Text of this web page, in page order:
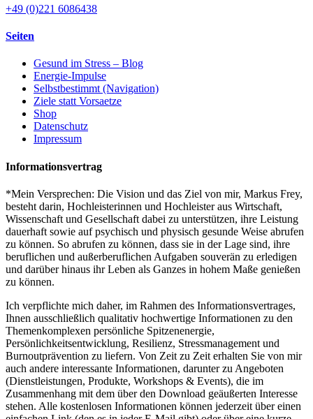
+49 (0)221 6086438
Seiten
Gesund im Stress – Blog
Energie-Impulse
Selbstbestimmt (Navigation)
Ziele statt Vorsaetze
Shop
Datenschutz
Impressum
Informationsvertrag
*Mein Versprechen: Die Vision und das Ziel von mir, Markus Frey,
besteht darin, Hochleisterinnen und Hochleister aus Wirtschaft,
Wissenschaft und Gesellschaft dabei zu unterstützen, ihre Leistung
dauerhaft sowie auf psychisch und physisch gesunde Weise abrufen
zu können. So abrufen zu können, dass sie in der Lage sind, ihre
beruflichen und außerberuflichen Aufgaben souverän zu erledigen
und darüber hinaus ihr Leben als Ganzes in hohem Maße genießen
zu können.
Ich verpflichte mich daher, im Rahmen des Informationsvertrages,
Ihnen ausschließlich qualitativ hochwertige Informationen zu den
Themenkomplexen persönliche Spitzenenergie,
Persönlichkeitsentwicklung, Resilienz, Stressmanagement und
Burnoutprävention zu liefern. Von Zeit zu Zeit erhalten Sie von mir
auch andere interessante Informationen, darunter zu Angeboten
(Dienstleistungen, Produkte, Workshops & Events), die im
Zusammenhang mit dem über den Download geäußerten Interesse
stehen. Alle kostenlosen Informationen können jederzeit über einen